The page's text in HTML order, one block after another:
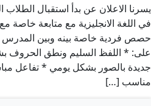
يسرنا الاعلان عن بدأ استقبال الطلاب
في اللغة الانجليزية مع متابعة
حصص فردية خاصة بينه وبين المدرس
على: * اللفظ السليم ونطق الحروف
جديدة بالصور بشكل يومي * تفاعل
مناسب […]